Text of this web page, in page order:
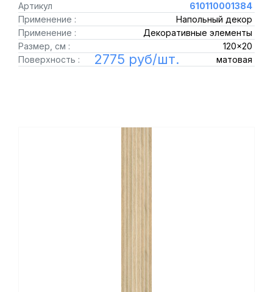
Артикул
610110001384
Применение :
Напольный декор
Применение :
Декоративные элементы
Размер, см :
120x20
Поверхность :
матовая
2775 руб/шт.